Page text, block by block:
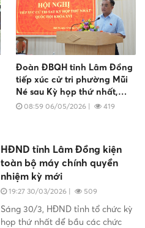
Đoàn ĐBQH tỉnh Lâm Đồng
tiếp xúc cử tri phường Mũi
Né sau Kỳ họp thứ nhất,
Quốc hội khóa XVI
08:59 06/05/2026| 419
HĐND tỉnh Lâm Đồng kiện
toàn bộ máy chính quyền
nhiệm kỳ mới
19:27 30/03/2026 | 509
Sáng 30/3, HĐND tỉnh tổ chức kỳ
họp thứ nhất để bầu các chức